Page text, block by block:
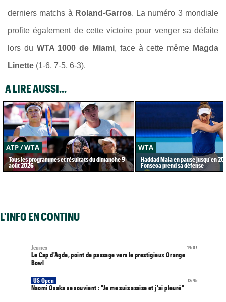
derniers matchs à Roland-Garros. La numéro 3 mondiale
profite également de cette victoire pour venger sa défaite
lors du WTA 1000 de Miami, face à cette même Magda
Linette (1-6, 7-5, 6-3).
A LIRE AUSSI...
ATP / WTA
Tous les programmes et résultats du dimanche 9
août 2026
WTA
Haddad Maia en pause jusqu'en
Fonseca prend sa défense
L'INFO EN CONTINU
14:07
Jeunes
Le Cap d'Agde, point de passage vers le prestigieux Orange
Bowl
13:45
US Open
Naomi Osaka se souvient : "Je me suis assise et j'ai pleuré"